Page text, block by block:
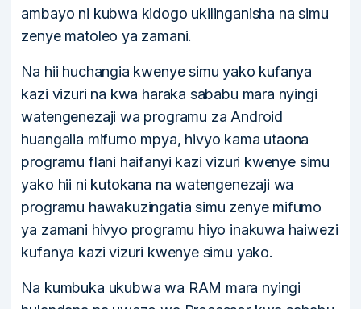
ambayo ni kubwa kidogo ukilinganisha na simu
zenye matoleo ya zamani.
Na hii huchangia kwenye simu yako kufanya
kazi vizuri na kwa haraka sababu mara nyingi
watengenezaji wa programu za Android
huangalia mifumo mpya, hivyo kama utaona
programu flani haifanyi kazi vizuri kwenye simu
yako hii ni kutokana na watengenezaji wa
programu hawakuzingatia simu zenye mifumo
ya zamani hivyo programu hiyo inakuwa haiwezi
kufanya kazi vizuri kwenye simu yako.
Na kumbuka ukubwa wa RAM mara nyingi